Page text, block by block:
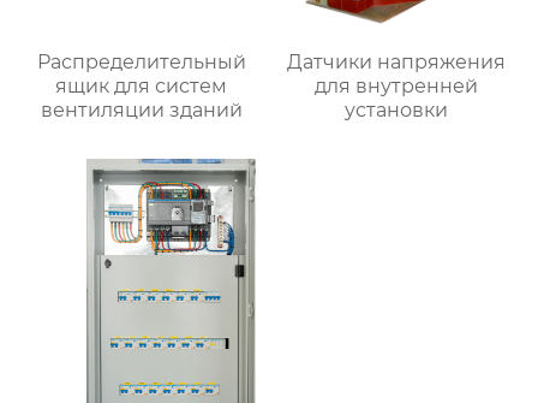
Распределительный
ящик для систем
вентиляции зданий
Датчики напряжения
для внутренней
установки